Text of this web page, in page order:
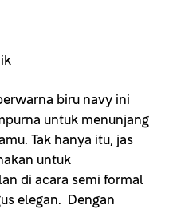
biru navy ini
untuk menunjang
Tak hanya itu, jas
untuk
di acara semi formal
elegan. Dengan